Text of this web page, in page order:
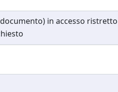
in accesso ristretto